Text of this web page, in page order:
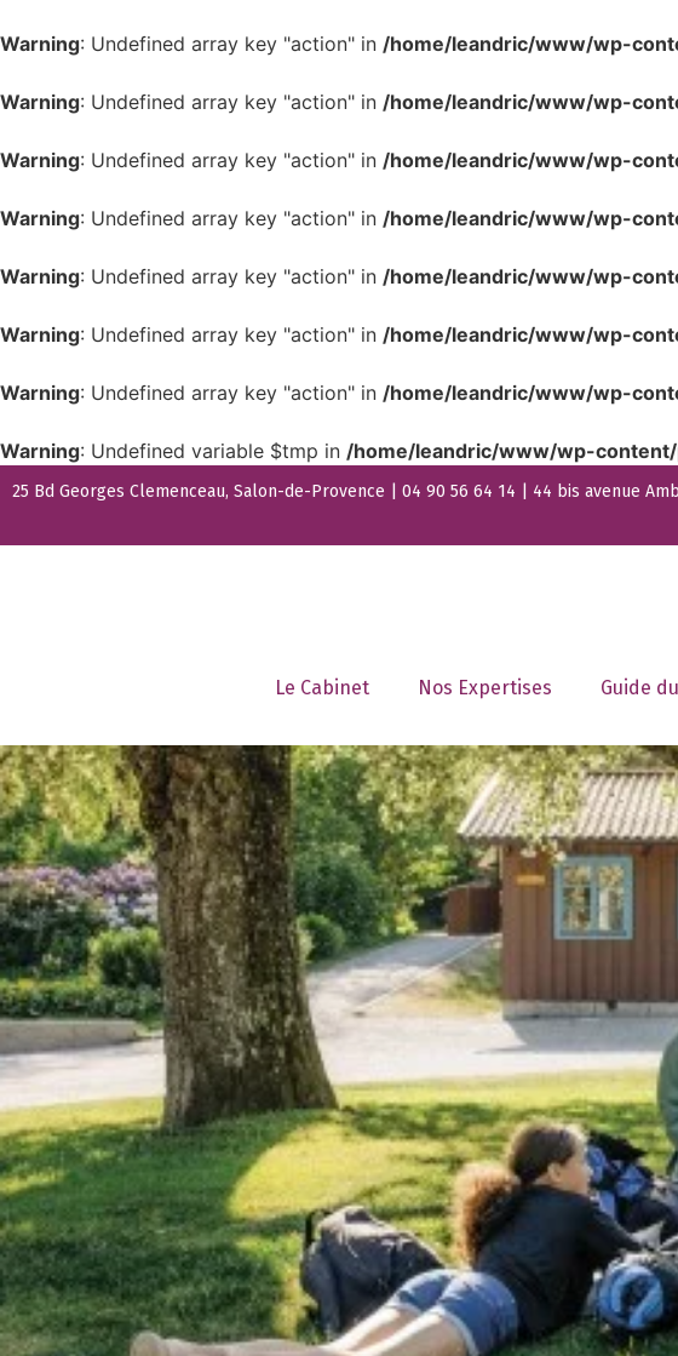
Warning: Undefined array key "action" in /home/leandric/www/wp-
Warning: Undefined array key "action" in /home/leandric/www/wp-
Warning: Undefined array key "action" in /home/leandric/www/wp-
Warning: Undefined array key "action" in /home/leandric/www/wp-
Warning: Undefined array key "action" in /home/leandric/www/wp-
Warning: Undefined array key "action" in /home/leandric/www/wp-
Warning: Undefined array key "action" in /home/leandric/www/wp-
Warning: Undefined variable $tmp in /home/leandric/www/wp-
25 Bd Georges Clemenceau, Salon-de-Provence | 04 90 56 64 14 | 44 bis avenue
Le Cabinet Nos Expertises Guide